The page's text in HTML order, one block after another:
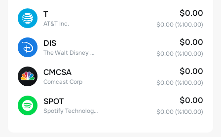
T
AT&T Inc.
$0.00
$0.00 (%100.00)
DIS
The Walt Disney Company
$0.00
$0.00 (%100.00)
CMCSA
Comcast Corp
$0.00
$0.00 (%100.00)
SPOT
Spotify Technology S.A.
$0.00
$0.00 (%100.00)